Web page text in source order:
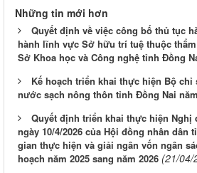
Những tin mới hơn
Quyết định về việc công bố thủ tục
hành lĩnh vực Sở hữu trí tuệ thuộc
Sở Khoa học và Công nghệ tỉnh Đồng
Kế hoạch triển khai thực hiện Bộ
nước sạch nông thôn tỉnh Đồng Nai
Quyết định triển khai thực hiện Nghị
ngày 10/4/2026 của Hội đồng nhân dân
gian thực hiện và giải ngân vốn ngân
hoạch năm 2025 sang năm 2026 (21/04/